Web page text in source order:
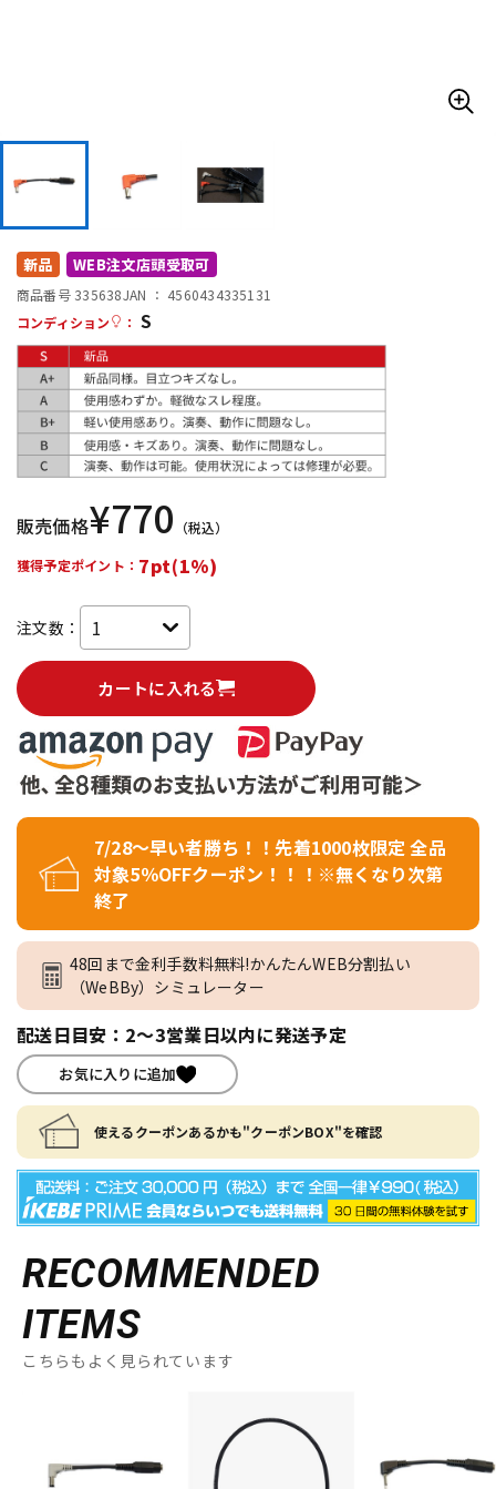
配信/ライブ機器
中古
新品 WEB注文店頭受取可
商品番号 335638JAN ： 4560434335131
コンディション
： S
販売価格¥770 （税込）
獲得予定ポイント： 7pt(1%)
注文数：
カートに入れる
7/28～早い者勝ち！！先着1000枚限定 全品
対象5％OFFクーポン！！！※無くなり次第
終了
48回まで金利手数料無料!かんたんWEB分割払い
（WeBBy）シミュレーター
配送日目安：2～3営業日以内に発送予定
お気に入りに追加
使えるクーポンあるかも"クーポンBOX"を確認
RECOMMENDED
ITEMS
こちらもよく見られています